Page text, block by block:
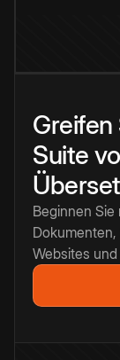
Greifen
Suite
Beginnen
Dokumenten,
Websites